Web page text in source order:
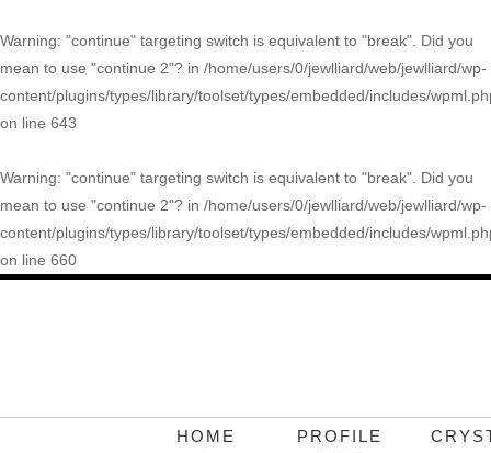
Warning: "continue" targeting switch is equivalent to "break". Did you
mean to use "continue 2"? in /home/users/0/jewlliard/web/jewlliard/wp-
content/plugins/types/library/toolset/types/embedded/includes/
on line 643
Warning: "continue" targeting switch is equivalent to "break". Did you
mean to use "continue 2"? in /home/users/0/jewlliard/web/jewlliard/wp-
content/plugins/types/library/toolset/types/embedded/includes/
on line 660
HOME PROFILE